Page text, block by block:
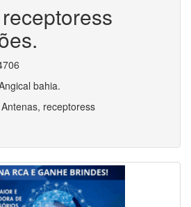
bahia.
Antenas, receptoress